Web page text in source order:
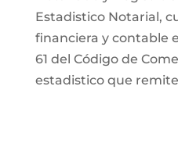
Estadistico Notarial,
financiera y contable
61 del Código de
estadistico que